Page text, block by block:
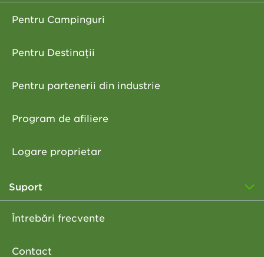
Pentru Campinguri
Pentru Destinații
Pentru partenerii din industrie
Program de afiliere
Logare proprietar
Suport
Întrebări frecvente
Contact